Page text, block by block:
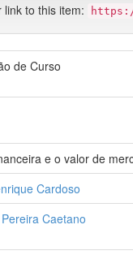
link to this item:
de Curso
e o valor de
Cardoso
Caetano